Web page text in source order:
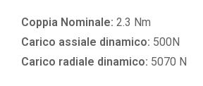
Coppia Nominale: 2.3 Nm
Carico assiale dinamico: 500N
Carico radiale dinamico: 5070 N